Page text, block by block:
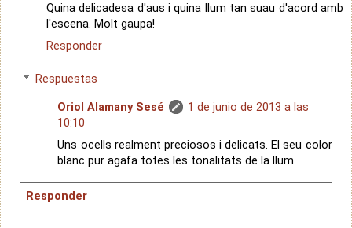
Quina delicadesa d'aus i quina llum tan suau d'acord amb
l'escena. Molt gaupa!
Responder
Respuestas
Oriol Alamany Sesé
1 de junio de 2013 a las
10:10
Uns ocells realment preciosos i delicats. El seu color
blanc pur agafa totes les tonalitats de la llum.
Responder